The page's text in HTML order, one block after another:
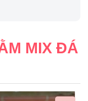
MIX ĐÁ